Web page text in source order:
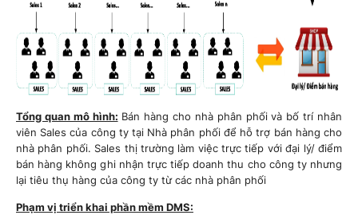
Tổng quan mô hình: Bán hàng cho nhà phân phối và bố trí nhân
viên Sales của công ty tại Nhà phân phối để hỗ trợ bán hàng cho
nhà phân phối. Sales thị trường làm việc trực tiếp với đại lý/ điểm
bán hàng không ghi nhận trực tiếp doanh thu cho công ty nhưng
lại tiêu thụ hàng của công ty từ các nhà phân phối
Phạm vị triển khai phần mềm DMS: